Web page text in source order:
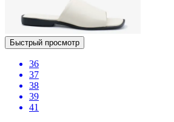
Быстрый просмотр
36
37
38
39
41